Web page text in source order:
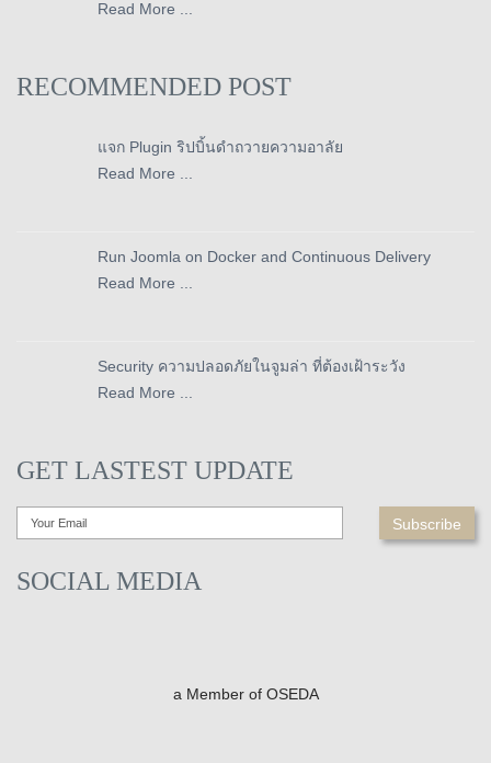
Read More ...
RECOMMENDED POST
แจก Plugin ริปบิ้นดำถวายความอาลัย
Read More ...
Run Joomla on Docker and Continuous Delivery
Read More ...
Security ความปลอดภัยในจูมล่า ที่ต้องเฝ้าระวัง
Read More ...
GET LASTEST UPDATE
SOCIAL MEDIA
a Member of OSEDA